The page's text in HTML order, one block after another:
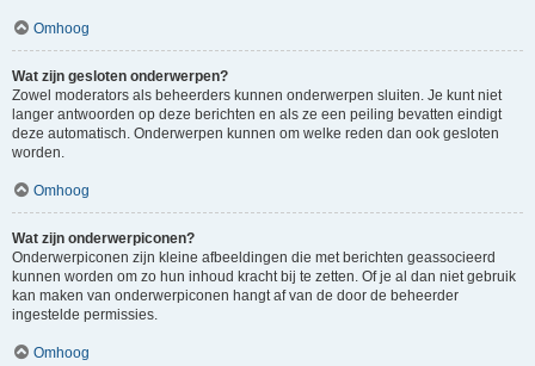
Omhoog
Wat zijn gesloten onderwerpen?
Zowel moderators als beheerders kunnen onderwerpen sluiten. Je kunt niet
langer antwoorden op deze berichten en als ze een peiling bevatten eindigt
deze automatisch. Onderwerpen kunnen om welke reden dan ook gesloten
worden.
Omhoog
Wat zijn onderwerpiconen?
Onderwerpiconen zijn kleine afbeeldingen die met berichten geassocieerd
kunnen worden om zo hun inhoud kracht bij te zetten. Of je al dan niet gebruik
kan maken van onderwerpiconen hangt af van de door de beheerder
ingestelde permissies.
Omhoog